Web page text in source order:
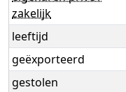
zakelijk
leeftijd
geëxporteerd
gestolen